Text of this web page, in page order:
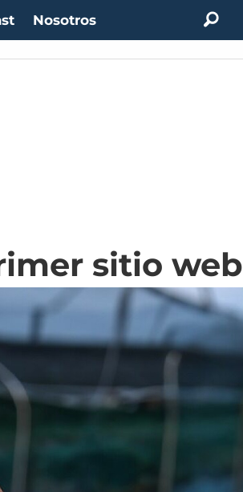
Nosotros
sitio web